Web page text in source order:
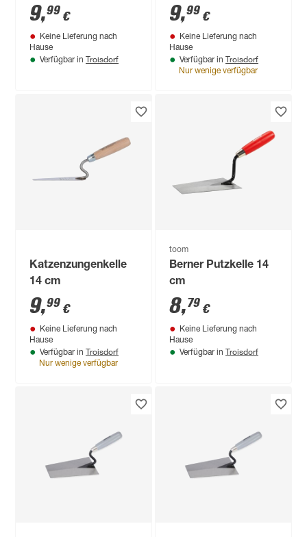
9,99 €
Keine Lieferung nach
Hause
Verfügbar in Troisdorf
9,99 €
Keine Lieferung nach
Hause
Verfügbar in Troisdorf
Nur wenige verfügbar
Katzenzungenkelle
14 cm
9,99 €
Keine Lieferung nach
Hause
Verfügbar in Troisdorf
Nur wenige verfügbar
toom
Berner Putzkelle 14
cm
8,79 €
Keine Lieferung nach
Hause
Verfügbar in Troisdorf